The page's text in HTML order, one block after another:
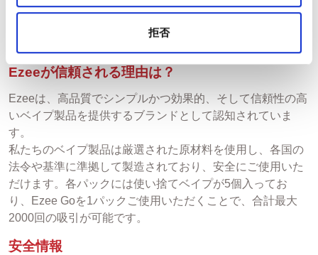
拒否
きタバコ数箱分に相当します。長時間の使用ができるよう
に設計されており、信頼性と利便性を重視するユーザーに
Ezeeが信頼される理由は？
Ezeeは、高品質でシンプルかつ効果的、そして信頼性の高
いベイプ製品を提供するブランドとして認知されていま
す。
私たちのベイプ製品は厳選された原材料を使用し、各国の
法令や基準に準拠して製造されており、安全にご使用いた
だけます。各パックには使い捨てベイプが5個入ってお
り、Ezee Goを1パックご使用いただくことで、合計最大
2000回の吸引が可能です。
安全情報